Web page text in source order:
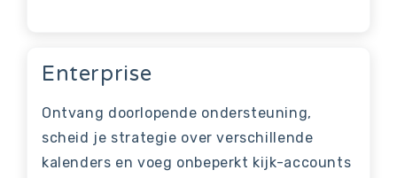
Enterprise
Ontvang doorlopende ondersteuning,
scheid je strategie over verschillende
kalenders en voeg onbeperkt kijk-accounts